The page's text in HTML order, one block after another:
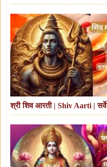
श्री शिव आरती | Shiv Aarti |